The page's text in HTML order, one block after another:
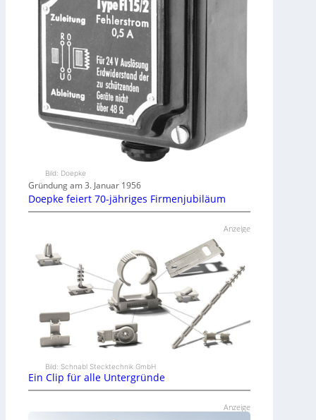
Bild: Doepke
Gründung am 3. Januar 1956
Doepke feiert 70-jähriges Firmenjubiläum
Anzeige
Bild: Schnabl Stecktechnik GmbH
Ein Clip für alle Untergründe
Anzeige